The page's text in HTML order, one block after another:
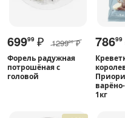
69999 ₽ 129900 ₽
Форель радужная
потрошёная с
головой
78699
1кг